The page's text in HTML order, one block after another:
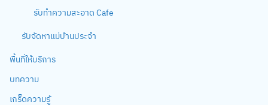
รับทำความสะอาด Cafe
รับจัดหาแม่บ้านประจำ
พื้นที่ให้บริการ
บทความ
เกร็ดความรู้